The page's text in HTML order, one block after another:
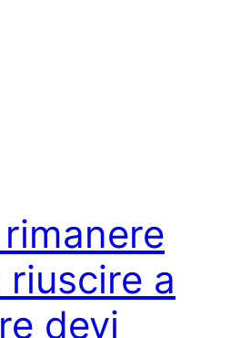
riuscire a
devi